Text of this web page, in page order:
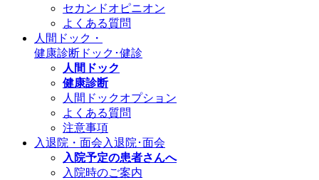
セカンドオピニオン
よくある質問
人間ドック・
健康診断 ドック･健診
人間ドック
健康診断
人間ドックオプション
よくある質問
注意事項
入退院・面会 入退院･面会
入院予定の患者さんへ
入院時のご案内